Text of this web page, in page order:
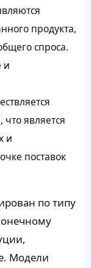
продукта,
спроса.
и
является
и
поставок
по типу
Модели